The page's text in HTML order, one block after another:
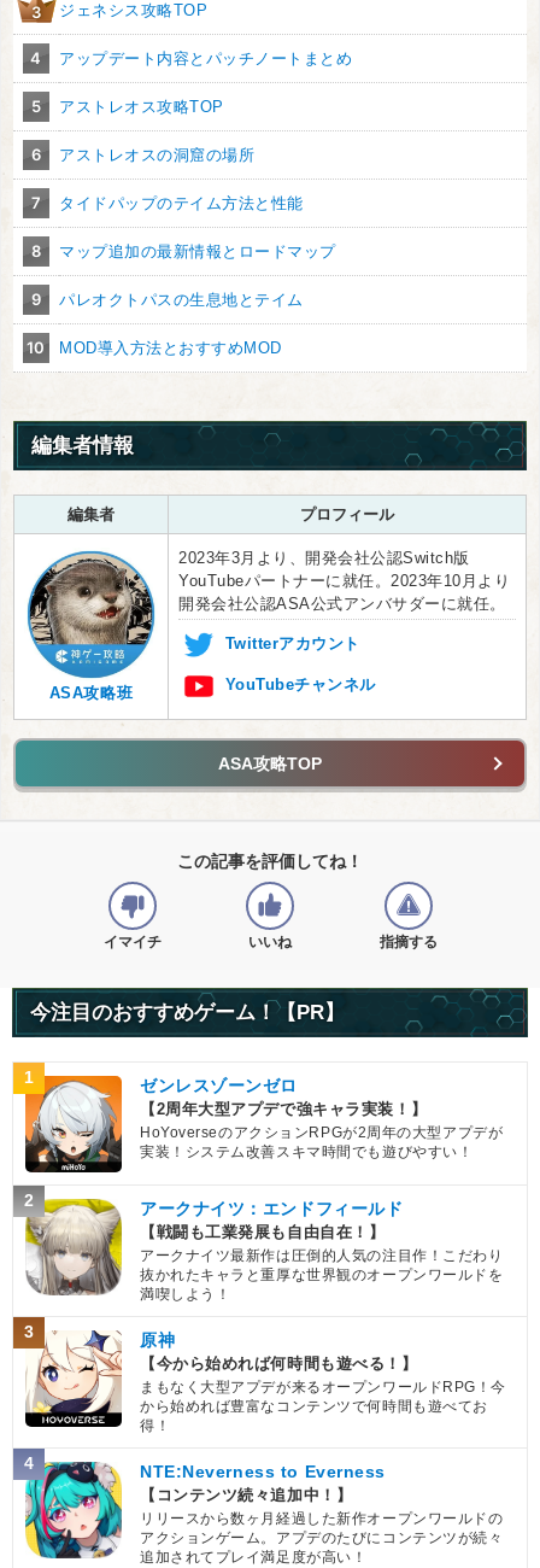
3 ジェネシス攻略TOP
4 アップデート内容とパッチノートまとめ
5 アストレオス攻略TOP
6 アストレオスの洞窟の場所
7 タイドパップのテイム方法と性能
8 マップ追加の最新情報とロードマップ
9 パレオクトパスの生息地とテイム
10 MOD導入方法とおすすめMOD
編集者情報
編集者 プロフィール
ASA攻略班
2023年3月より、開発会社公認Switch版
YouTubeパートナーに就任。2023年10月より
開発会社公認ASA公式アンバサダーに就任。
Twitterアカウント
YouTubeチャンネル
ASA攻略TOP
この記事を評価してね！
イマイチ いいね 指摘する
今注目のおすすめゲーム！【PR】
1 ゼンレスゾーンゼロ
【2周年大型アプデで強キャラ実装！】
HoYoverseのアクションRPGが2周年の大型アプデが
実装！システム改善スキマ時間でも遊びやすい！
2 アークナイツ：エンドフィールド
【戦闘も工業発展も自由自在！】
アークナイツ最新作は圧倒的人気の注目作！こだわり
抜かれたキャラと重厚な世界観のオープンワールドを
満喫しよう！
3 原神
【今から始めれば何時間も遊べる！】
まもなく大型アプデが来るオープンワールドRPG！今
から始めれば豊富なコンテンツで何時間も遊べてお
得！
4 NTE:Neverness to Everness
【コンテンツ続々追加中！】
リリースから数ヶ月経過した新作オープンワールドの
アクションゲーム。アプデのたびにコンテンツが続々
追加されてプレイ満足度が高い！